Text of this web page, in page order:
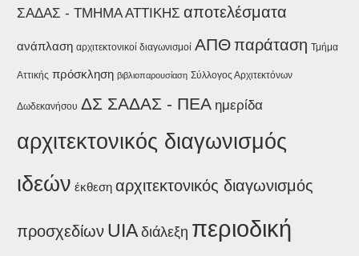
ΣΑΔΑΣ - ΤΜΗΜΑ ΑΤΤΙΚΗΣ αποτελέσματα
ανάπλαση αρχιτεκτονικοί διαγωνισμοί ΑΠΘπαράταση Τμήμα
Αττικής πρόσκληση βιβλιοπαρουσίαση Σύλλογος Αρχιτεκτόνων
Δωδεκανήσου ΔΣ ΣΑΔΑΣ - ΠΕΑ ημερίδα
αρχιτεκτονικός διαγωνισμός
ιδεών έκθεση αρχιτεκτονικός διαγωνισμός
προσχεδίων UIA διάλεξη περιοδική